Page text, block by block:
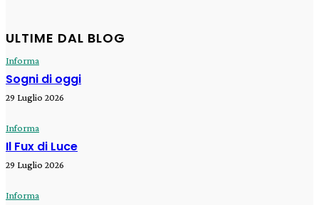
ULTIME DAL BLOG
Informa
Sogni di oggi
29 Luglio 2026
Informa
Il Fux di Luce
29 Luglio 2026
Informa